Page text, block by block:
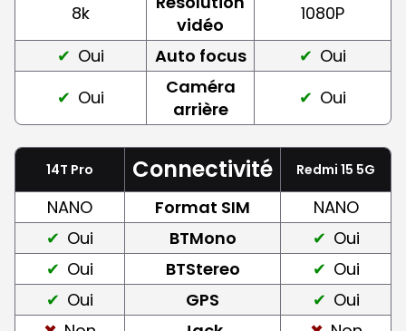
8k
vidéo
1080P
Oui
Auto focus
Oui
Oui
Caméra
arrière
Oui
14T Pro Connectivité Redmi 15 5G
NANO Format SIM
NANO
Oui
BTMono
Oui
Oui
BTStereo
Oui
Oui
GPS
Oui